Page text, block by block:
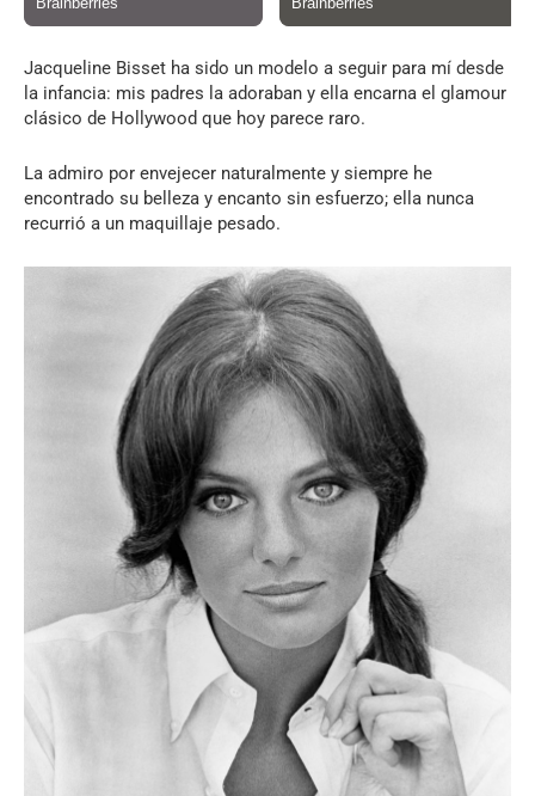
Jacqueline Bisset ha sido un modelo a seguir para mí desde
la infancia: mis padres la adoraban y ella encarna el glamour
clásico de Hollywood que hoy parece raro.
La admiro por envejecer naturalmente y siempre he
encontrado su belleza y encanto sin esfuerzo; ella nunca
recurrió a un maquillaje pesado.